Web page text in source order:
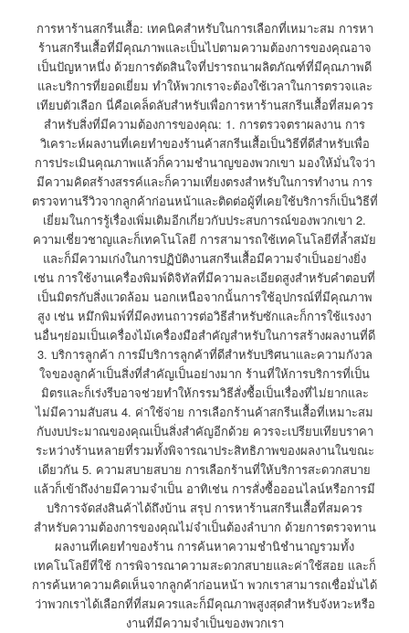
การหาร้านสกรีนเสื้อ: เทคนิคสำหรับในการเลือกที่เหมาะสม การหา
ร้านสกรีนเสื้อที่มีคุณภาพและเป็นไปตามความต้องการของคุณอาจ
เป็นปัญหาหนึ่ง ด้วยการตัดสินใจที่ปรารถนาผลิตภัณฑ์ที่มีคุณภาพดี
และบริการที่ยอดเยี่ยม ทำให้พวกเราจะต้องใช้เวลาในการตรวจและ
เทียบตัวเลือก นี่คือเคล็ดลับสำหรับเพื่อการหาร้านสกรีนเสื้อที่สมควร
สำหรับสิ่งที่มีความต้องการของคุณ: 1. การตรวจตราผลงาน การ
วิเคราะห์ผลงานที่เคยทำของร้านค้าสกรีนเสื้อเป็นวิธีที่ดีสำหรับเพื่อ
การประเมินคุณภาพแล้วก็ความชำนาญของพวกเขา มองให้มั่นใจว่า
มีความคิดสร้างสรรค์และก็ความเที่ยงตรงสำหรับในการทำงาน การ
ตรวจทานรีวิวจากลูกค้าก่อนหน้าและติดต่อผู้ที่เคยใช้บริการก็เป็นวิธีที่
เยี่ยมในการรู้เรื่องเพิ่มเติมอีกเกี่ยวกับประสบการณ์ของพวกเขา 2.
ความเชี่ยวชาญและก็เทคโนโลยี การสามารถใช้เทคโนโลยีที่ล้ำสมัย
และก็มีความเก่งในการปฏิบัติงานสกรีนเสื้อมีความจำเป็นอย่างยิ่ง
เช่น การใช้งานเครื่องพิมพ์ดิจิทัลที่มีความละเอียดสูงสำหรับคำตอบที่
เป็นมิตรกับสิ่งแวดล้อม นอกเหนือจากนั้นการใช้อุปกรณ์ที่มีคุณภาพ
สูง เช่น หมึกพิมพ์ที่มีคงทนถาวรต่อวิธีสำหรับซักและก็การใช้แรงงา
นอื่นๆย่อมเป็นเครื่องไม้เครื่องมือสำคัญสำหรับในการสร้างผลงานที่ดี
3. บริการลูกค้า การมีบริการลูกค้าที่ดีสำหรับปริศนาและความกังวล
ใจของลูกค้าเป็นสิ่งที่สำคัญเป็นอย่างมาก ร้านที่ให้การบริการที่เป็น
มิตรและก็เร่งรีบอาจช่วยทำให้กรรมวิธีสั่งซื้อเป็นเรื่องที่ไม่ยากและ
ไม่มีความสับสน 4. ค่าใช้จ่าย การเลือกร้านค้าสกรีนเสื้อที่เหมาะสม
กับงบประมาณของคุณเป็นสิ่งสำคัญอีกด้วย ควรจะเปรียบเทียบราคา
ระหว่างร้านหลายที่รวมทั้งพิจารณาประสิทธิภาพของผลงานในขณะ
เดียวกัน 5. ความสบายสบาย การเลือกร้านที่ให้บริการสะดวกสบาย
แล้วก็เข้าถึงง่ายมีความจำเป็น อาทิเช่น การสั่งซื้อออนไลน์หรือการมี
บริการจัดส่งสินค้าได้ถึงบ้าน สรุป การหาร้านสกรีนเสื้อที่สมควร
สำหรับความต้องการของคุณไม่จำเป็นต้องลำบาก ด้วยการตรวจทาน
ผลงานที่เคยทำของร้าน การค้นหาความชำนิชำนาญรวมทั้ง
เทคโนโลยีที่ใช้ การพิจารณาความสะดวกสบายและค่าใช้สอย และก็
การค้นหาความคิดเห็นจากลูกค้าก่อนหน้า พวกเราสามารถเชื่อมั่นได้
ว่าพวกเราได้เลือกที่ที่สมควรและก็มีคุณภาพสูงสุดสำหรับจังหวะหรือ
งานที่มีความจำเป็นของพวกเรา